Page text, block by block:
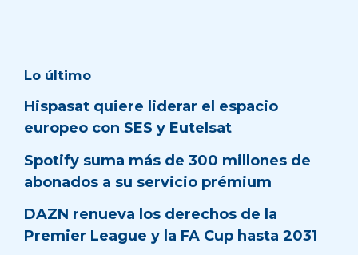
Lo último
Hispasat quiere liderar el espacio
europeo con SES y Eutelsat
Spotify suma más de 300 millones de
abonados a su servicio prémium
DAZN renueva los derechos de la
Premier League y la FA Cup hasta 2031